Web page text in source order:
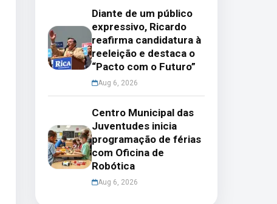
Diante de um público
expressivo, Ricardo
reafirma candidatura à
reeleição e destaca o
“Pacto com o Futuro”
Aug 6, 2026
Centro Municipal das
Juventudes inicia
programação de férias
com Oficina de
Robótica
Aug 6, 2026